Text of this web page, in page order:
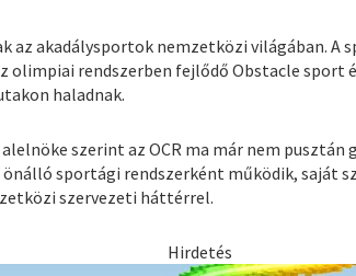
az akadálysportok nemzetközi világában. A
rendszerben fejlődő Obstacle sport
haladnak.
alelnöke szerint az OCR ma már nem
sportági rendszerként működik, saját
szervezeti háttérrel.
Hirdetés